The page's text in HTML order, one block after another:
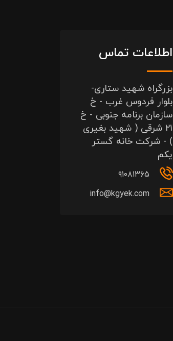
اطلاعات تماس
بزرگراه شهید ستاری-
بلوار فردوس غرب - خ
سازمان برنامه جنوبی - خ
۲۱ شرقی ( شهید بغیری
) - شرکت خانه گستر
یکم
۹۱۰۸۱۳۶۵
info@kgyek.com